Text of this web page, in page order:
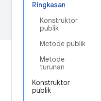
Ringkasan
Konstruktor
publik
Metode publik
Metode
turunan
Konstruktor
publik